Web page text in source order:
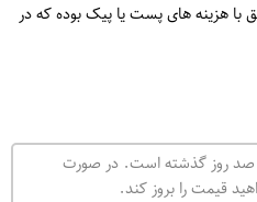
با هزینه های پست یا پیک بوده که در
از صد روز گذشته است. در صورت
قیمت را بروز کند.